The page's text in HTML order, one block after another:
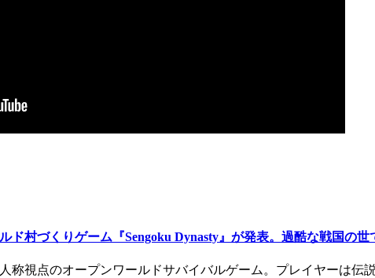
村づくりゲーム『Sengoku Dynasty』が発表。過酷な戦国の
称視点のオープンワールドサバイバルゲーム。プレイヤーは